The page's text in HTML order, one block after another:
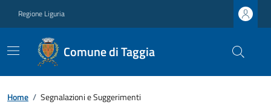
Regione Liguria
Comune di Taggia
Home / Segnalazioni e Suggerimenti